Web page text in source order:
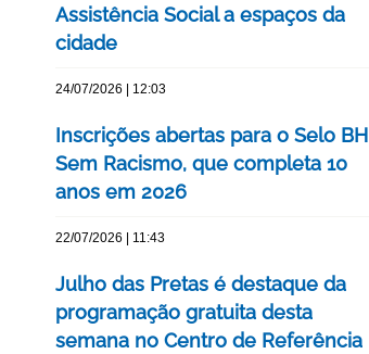
Assistência Social a espaços da
cidade
24/07/2026 | 12:03
Inscrições abertas para o Selo BH
Sem Racismo, que completa 10
anos em 2026
22/07/2026 | 11:43
Julho das Pretas é destaque da
programação gratuita desta
semana no Centro de Referência